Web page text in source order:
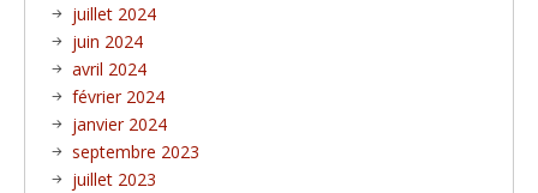
juillet 2024
juin 2024
avril 2024
février 2024
janvier 2024
septembre 2023
juillet 2023